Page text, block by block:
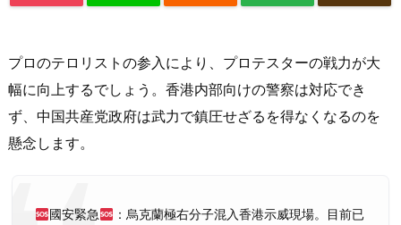
プロのテロリストの参入により、プロテスターの戦力が大
幅に向上するでしょう。香港内部向けの警察は対応でき
ず、中国共産党政府は武力で鎮圧せざるを得なくなるのを
懸念します。
國安緊急
：烏克蘭極右分子混入香港示威現場。目前已